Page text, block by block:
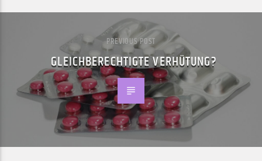
PREVIOUS POST
GLEICHBERECHTIGTE VERHÜTUNG?